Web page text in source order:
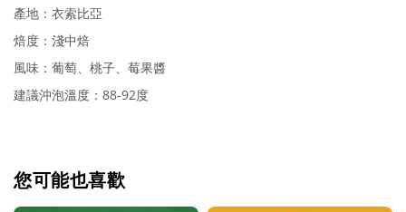
產地：衣索比亞
焙度：淺中焙
風味：葡萄、桃子、莓果醬
建議沖泡溫度：88-92度
您可能也喜歡